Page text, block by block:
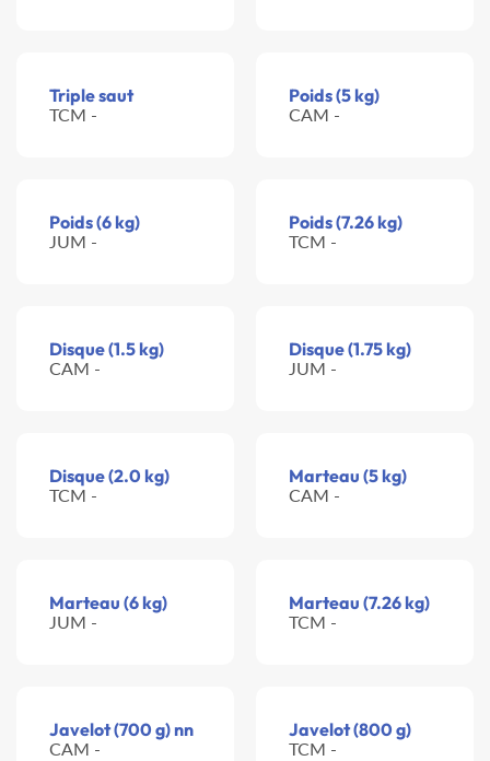
Triple saut
TCM -
Poids (5 kg)
CAM -
Poids (6 kg)
JUM -
Poids (7.26 kg)
TCM -
Disque (1.5 kg)
CAM -
Disque (1.75 kg)
JUM -
Disque (2.0 kg)
TCM -
Marteau (5 kg)
CAM -
Marteau (6 kg)
JUM -
Marteau (7.26 kg)
TCM -
Javelot (700 g) nn
CAM -
Javelot (800 g)
TCM -